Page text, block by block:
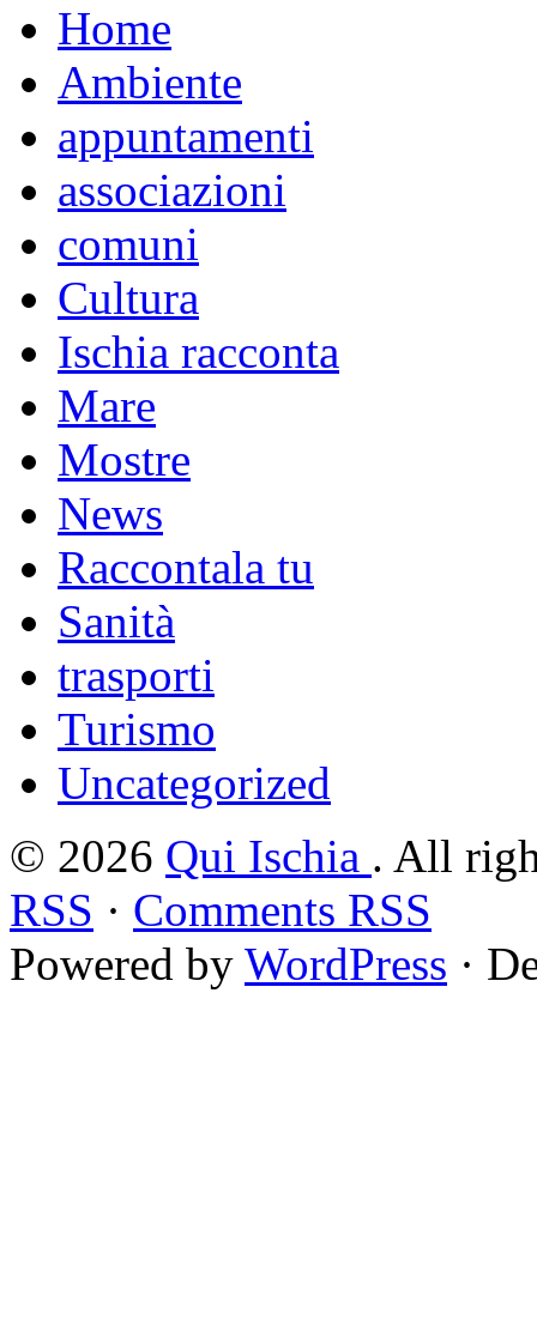
Home
Ambiente
appuntamenti
associazioni
comuni
Cultura
Ischia racconta
Mare
Mostre
News
Raccontala tu
Sanità
trasporti
Turismo
Uncategorized
© 2026 Qui Ischia . All
RSS · Comments RSS
Powered by WordPress ·